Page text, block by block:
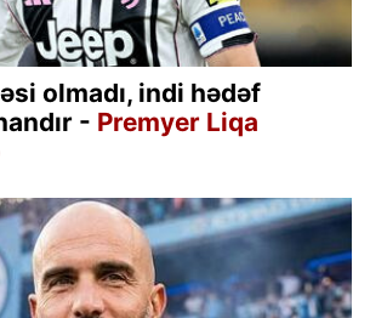
olmadı, indi hədəf
- Premyer Liqa